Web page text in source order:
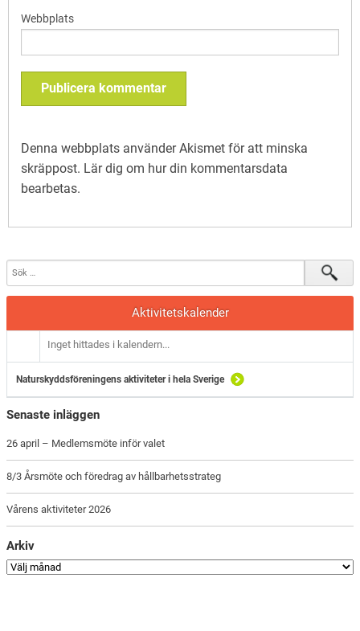
Webbplats
Denna webbplats använder Akismet för att minska
skräppost. Lär dig om hur din kommentarsdata
bearbetas.
Aktivitetskalender
Inget hittades i kalendern...
Naturskyddsföreningens aktiviteter i hela Sverige
Senaste inläggen
26 april – Medlemsmöte inför valet
8/3 Årsmöte och föredrag av hållbarhetsstrateg
Vårens aktiviteter 2026
Arkiv